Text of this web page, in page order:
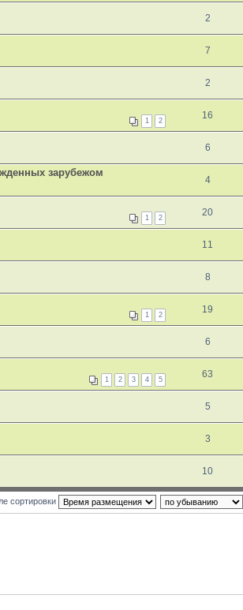
2
7
2
1 2 16
6
зарубежом
4
1 2 20
11
8
1 2 19
6
1 2 3 4 5 63
5
3
10
сортировки